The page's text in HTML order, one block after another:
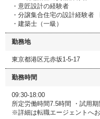
・意匠設計の経験者
・分譲集合住宅の設計経験者
・建築士（一級）
勤務地
東京都港区元赤坂1-5-17
勤務時間
09:30-18:00
所定労働時間7.5時間 ・試用期
※詳細は転職エージェントへ